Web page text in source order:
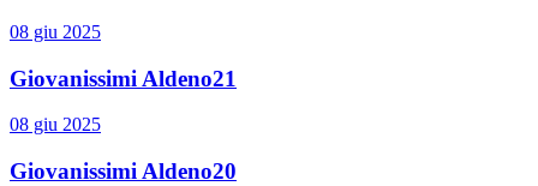
08 giu 2025
Giovanissimi Aldeno21
08 giu 2025
Giovanissimi Aldeno20